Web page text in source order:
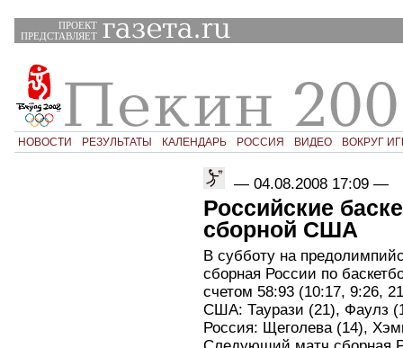
ПРОЕКТ
ПРЕДСТАВЛЯЕТ
НОВОСТИ РЕЗУЛЬТАТЫ КАЛЕНДАРЬ РОССИЯ ВИДЕО ВОКРУГ
— 04.08.2008 17:09 —
Российские
сборной США
В субботу на
сборная России по
счетом 58:93 (10:17, 9:26,
США: Таурази (21), Фаулз
Россия: Щеголева (14),